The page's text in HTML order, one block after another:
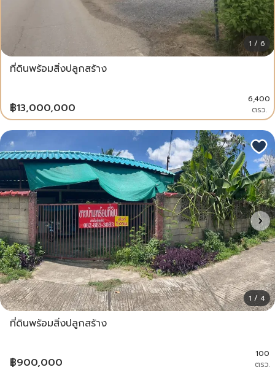
1 / 6
ที่ดินพร้อมสิ่งปลูกสร้าง
฿13,000,000
6,400
ตรว.
1 / 4
ที่ดินพร้อมสิ่งปลูกสร้าง
฿900,000
100
ตรว.